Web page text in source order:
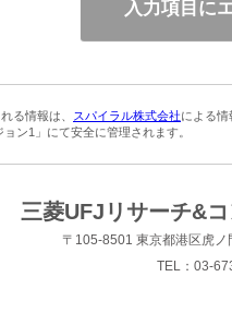
る情報は、 スパイラル株式会社による情
ョン1」にて安全に管理されます。
三菱UFJリサーチ&
〒105-8501 東京都港区虎
TEL：03-